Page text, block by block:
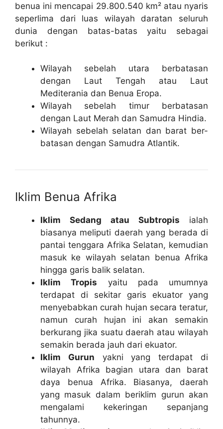
benua ini mencapai 29.800.540 km² atau nyaris
seperlima dari luas wilayah daratan seluruh
dunia dengan batas-batas yaitu sebagai
berikut :
Wilayah sebelah utara berbatasan
dengan Laut Tengah atau Laut
Mediterania dan Benua Eropa.
Wilayah sebelah timur berbatasan
dengan Laut Merah dan Samudra Hindia.
Wilayah sebelah selatan dan barat ber-
batasan dengan Samudra Atlantik.
Iklim Benua Afrika
Iklim Sedang atau Subtropis ialah
biasanya meliputi daerah yang berada di
pantai tenggara Afrika Selatan, kemudian
masuk ke wilayah selatan benua Afrika
hingga garis balik selatan.
Iklim Tropis yaitu pada umumnya
terdapat di sekitar garis ekuator yang
menyebabkan curah hujan secara teratur,
namun curah hujan ini akan semakin
berkurang jika suatu daerah atau wilayah
semakin berada jauh dari ekuator.
Iklim Gurun yakni yang terdapat di
wilayah Afrika bagian utara dan barat
daya benua Afrika. Biasanya, daerah
yang masuk dalam beriklim gurun akan
mengalami kekeringan sepanjang
tahunnya.